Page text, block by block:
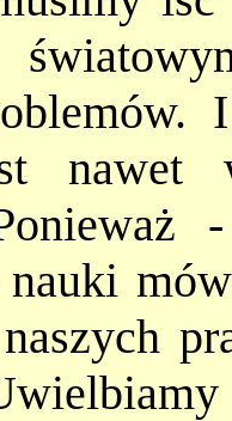
nawet
nauki